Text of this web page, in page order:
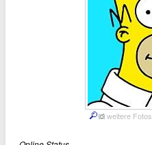
weitere Fotos